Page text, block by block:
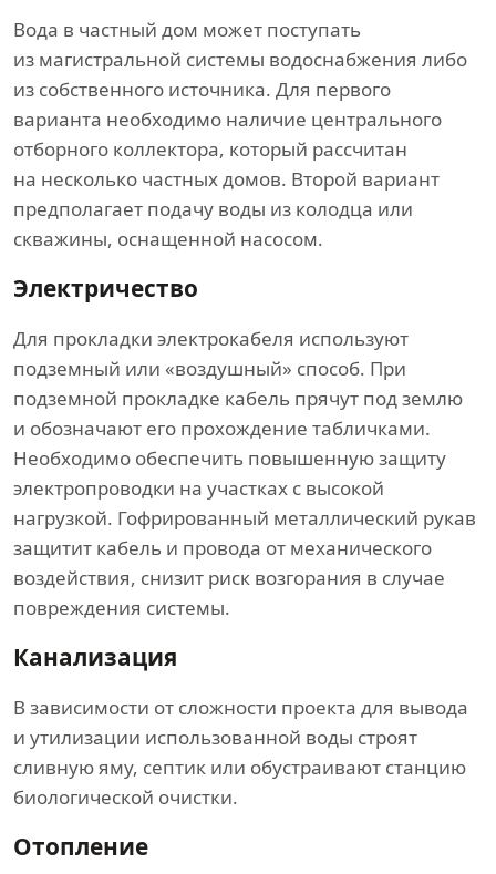
Вода в частный дом может поступать
из магистральной системы водоснабжения либо
из собственного источника. Для первого
варианта необходимо наличие центрального
отборного коллектора, который рассчитан
на несколько частных домов. Второй вариант
предполагает подачу воды из колодца или
скважины, оснащенной насосом.
Электричество
Для прокладки электрокабеля используют
подземный или «воздушный» способ. При
подземной прокладке кабель прячут под землю
и обозначают его прохождение табличками.
Необходимо обеспечить повышенную защиту
электропроводки на участках с высокой
нагрузкой. Гофрированный металлический рукав
защитит кабель и провода от механического
воздействия, снизит риск возгорания в случае
повреждения системы.
Канализация
В зависимости от сложности проекта для вывода
и утилизации использованной воды строят
сливную яму, септик или обустраивают станцию
биологической очистки.
Отопление